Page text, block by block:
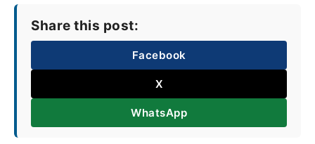
Share this post:
Facebook
X
WhatsApp